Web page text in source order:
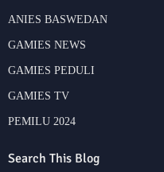
ANIES BASWEDAN
GAMIES NEWS
GAMIES PEDULI
GAMIES TV
PEMILU 2024
Search This Blog